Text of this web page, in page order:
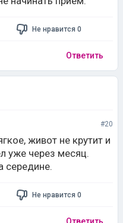
Не нравится 0
Ответить
#20
живот не крутит и
уже через месяц.
середине.
Не нравится 0